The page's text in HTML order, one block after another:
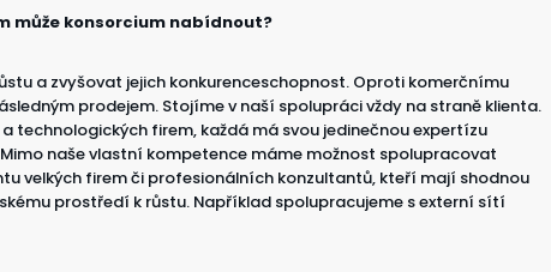
může konsorcium nabídnout?
a zvyšovat jejich konkurenceschopnost. Oproti komerčnímu
prodejem. Stojíme v naší spolupráci vždy na straně klienta.
technologických firem, každá má svou jedinečnou expertízu
naše vlastní kompetence máme možnost spolupracovat
velkých firem či profesionálních konzultantů, kteří mají shodnou
prostředí k růstu. Například spolupracujeme s externí sítí